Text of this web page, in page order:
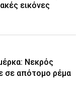
εικόνες
Νεκρός
σε απότομο ρέμα